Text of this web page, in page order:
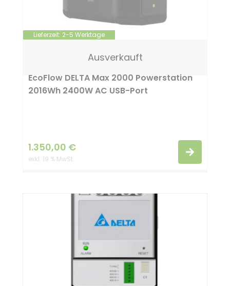
Lieferzeit: 2-5 Werktage
Ausverkauft
EcoFlow DELTA Max 2000 Powerstation
2016Wh 2400W AC USB-Port
1.350,00 €
exkl. 19 % MwSt.